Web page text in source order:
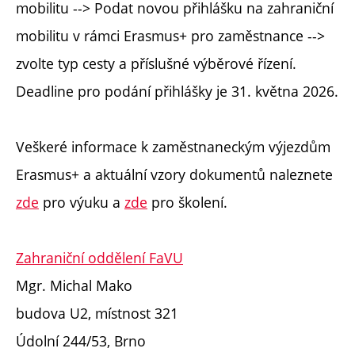
mobilitu --> Podat novou přihlášku na zahraniční
mobilitu v rámci Erasmus+ pro zaměstnance -->
zvolte typ cesty a příslušné výběrové řízení.
Deadline pro podání přihlášky je 31. května 2026.
Veškeré informace k zaměstnaneckým výjezdům
Erasmus+ a aktuální vzory dokumentů naleznete
zde pro výuku a zde pro školení.
Zahraniční oddělení FaVU
Mgr. Michal Mako
budova U2, místnost 321
Údolní 244/53, Brno